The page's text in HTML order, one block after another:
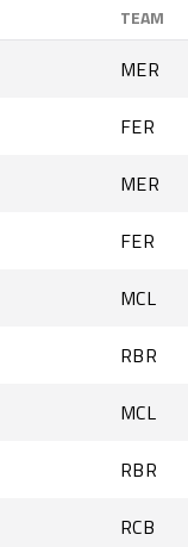
TEAM
MER
FER
MER
FER
MCL
RBR
MCL
RBR
RCB